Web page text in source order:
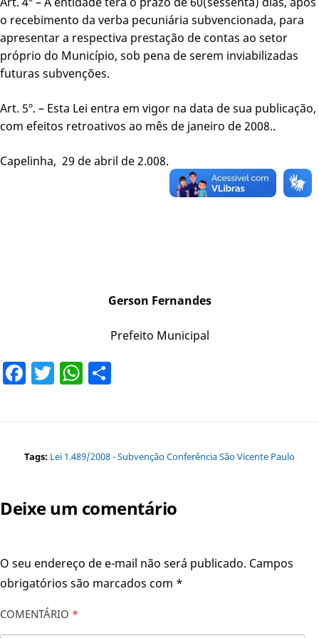
o recebimento da verba pecuniária subvencionada, para
apresentar a respectiva prestação de contas ao setor
próprio do Município, sob pena de serem inviabilizadas
futuras subvenções.
Art. 5º. – Esta Lei entra em vigor na data de sua publicação,
com efeitos retroativos ao mês de janeiro de 2008..
Capelinha, 29 de abril de 2.008.
Gerson Fernandes
Prefeito Municipal
Facebook
TwitterWhatsApp
Tags: Lei 1.489/2008 - Subvenção Conferência São Vicente Paulo
Deixe um comentário
O seu endereço de e-mail não será publicado. Campos
obrigatórios são marcados com *
COMENTÁRIO *